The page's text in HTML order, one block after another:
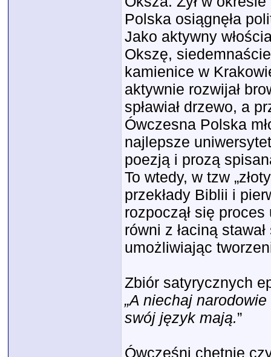
Polska osiągnęła
Jako aktywny
Okszę,
kamienice w
aktywnie rozwijał
spławiał drzewo, a
Ówczesna Polska
najlepsze
poezją i prozą
To wtedy, w tzw
przekłady Biblii i
rozpoczął się
równi z łaciną
umożliwiając
Zbiór satyrycznych
„A niechaj
swój język mają.”
Ówcześni chętnie